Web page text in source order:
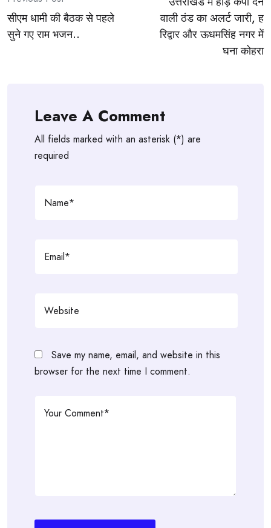
navigation
सीएम धामी की बैठक से पहले
सुने गए राम भजन..
वाली ठंड का अलर्ट जारी, ह
रिद्वार और ऊधमसिंह नगर में
घना कोहरा
Leave A Comment
All fields marked with an asterisk (*) are
required
Save my name, email, and website in this
browser for the next time I comment.